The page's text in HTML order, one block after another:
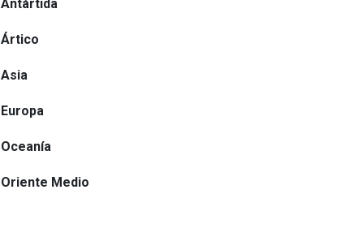
Antártida
Ártico
Asia
Europa
Oceanía
Oriente Medio